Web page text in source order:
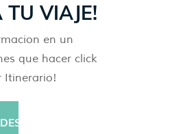
TU VIAJE!
en un
que hacer click
Itinerario!
DESCARGAR